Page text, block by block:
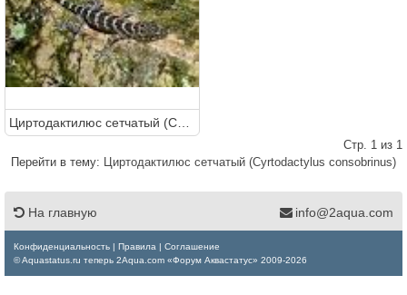
Стр. 1 из 1
Перейти в тему:
Циртодактилюс сетчатый (Cyrtodactylus consobrinus)
На главную info@2aqua.com
Конфиденциальность | Правила | Соглашение
© Aquastatus.ru теперь 2Aqua.com «Форум Аквастатус» 2009-2026